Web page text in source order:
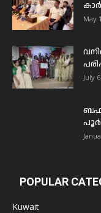
May
July
POPULAR
Kuwait